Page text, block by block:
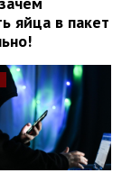
яйца в пакет